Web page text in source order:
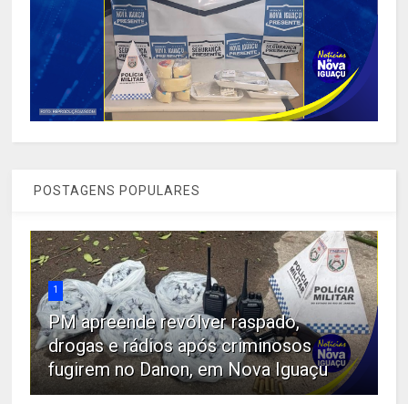
POSTAGENS POPULARES
1
PM apreende revólver raspado,
drogas e rádios após criminosos
fugirem no Danon, em Nova Iguaçu